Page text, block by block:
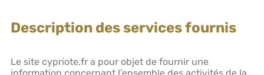
Description des services fournis
Le site cypriote.fr a pour objet de fournir une